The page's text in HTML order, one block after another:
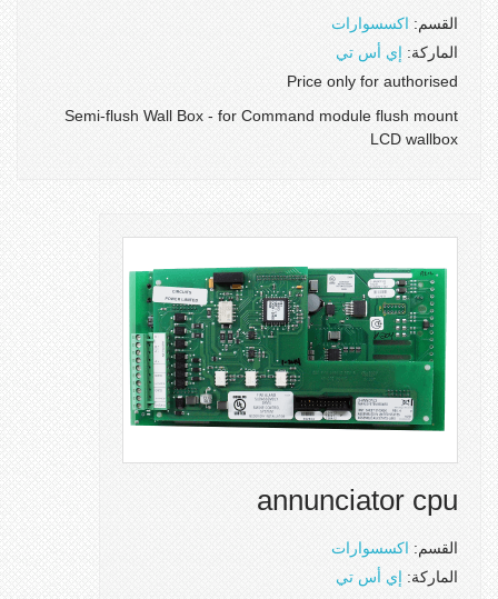
القسم: اكسسوارات
الماركة: إي أس تي
Price only for authorised
Semi-flush Wall Box - for Command module flush mount
LCD wallbox
annunciator cpu
القسم: اكسسوارات
الماركة: إي أس تي